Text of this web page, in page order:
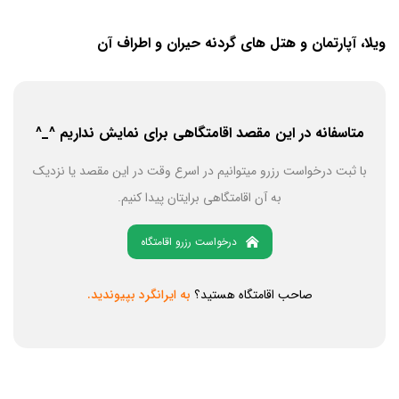
ویلا، آپارتمان و هتل های گردنه حیران و اطراف آن
متاسفانه در این مقصد اقامتگاهی برای نمایش نداریم ^_^
با ثبت درخواست رزرو میتوانیم در اسرع وقت در این مقصد یا نزدیک
به آن اقامتگاهی برایتان پیدا کنیم.
درخواست رزرو اقامتگاه
صاحب اقامتگاه هستید؟ به ایرانگرد بپیوندید.